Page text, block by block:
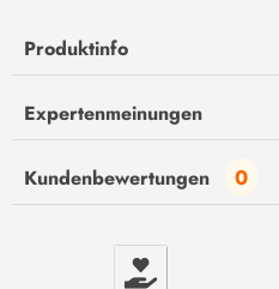
Produktinfo
Expertenmeinungen
Kundenbewertungen 0